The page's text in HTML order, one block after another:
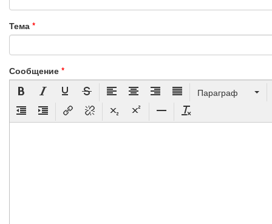
Тема *
Сообщение *
Параграф